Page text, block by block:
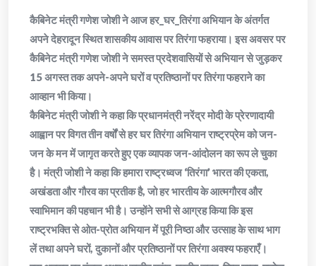
कैबिनेट मंत्री गणेश जोशी ने आज हर_घर_तिरंगा अभियान के अंतर्गत
अपने देहरादून स्थित शासकीय आवास पर तिरंगा फहराया। इस अवसर पर
कैबिनेट मंत्री गणेश जोशी ने समस्त प्रदेशवासियों से अभियान से जुड़कर
15 अगस्त तक अपने-अपने घरों व प्रतिष्ठानों पर तिरंगा फहराने का
आव्हान भी किया।
कैबिनेट मंत्री जोशी ने कहा कि प्रधानमंत्री नरेंद्र मोदी के प्रेरणादायी
आह्वान पर विगत तीन वर्षों से हर घर तिरंगा अभियान राष्ट्रप्रेम को जन-
जन के मन में जागृत करते हुए एक व्यापक जन-आंदोलन का रूप ले चुका
है। मंत्री जोशी ने कहा कि हमारा राष्ट्रध्वज ‘तिरंगा’ भारत की एकता,
अखंडता और गौरव का प्रतीक है, जो हर भारतीय के आत्मगौरव और
स्वाभिमान की पहचान भी है। उन्होंने सभी से आग्रह किया कि इस
राष्ट्रभक्ति से ओत-प्रोत अभियान में पूरी निष्ठा और उत्साह के साथ भाग
लें तथा अपने घरों, दुकानों और प्रतिष्ठानों पर तिरंगा अवश्य फहराएँ।